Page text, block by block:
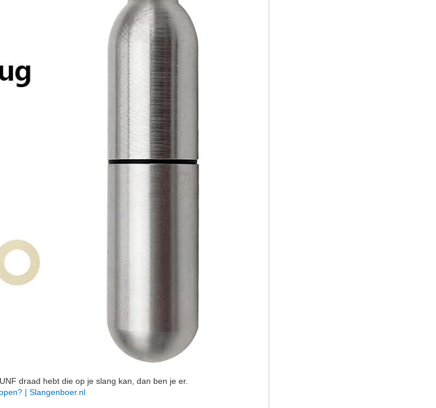
draad hebt die op je slang kan, dan ben je er.
| Slangenboer.nl